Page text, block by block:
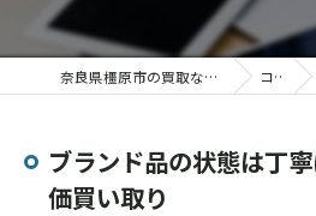
奈良県橿原市の買取なら買取大吉 大和八木店 コラム
ブランド品の状態は丁
価買い取り